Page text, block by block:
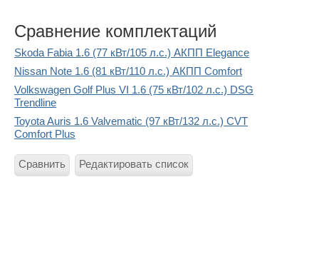
Сравнение комплектаций
Skoda Fabia 1.6 (77 кВт/105 л.с.) АКПП Elegance
Nissan Note 1.6 (81 кВт/110 л.с.) АКПП Comfort
Volkswagen Golf Plus VI 1.6 (75 кВт/102 л.с.) DSG
Trendline
Toyota Auris 1.6 Valvematic (97 кВт/132 л.с.) CVT
Comfort Plus
Сравнить Редактировать список